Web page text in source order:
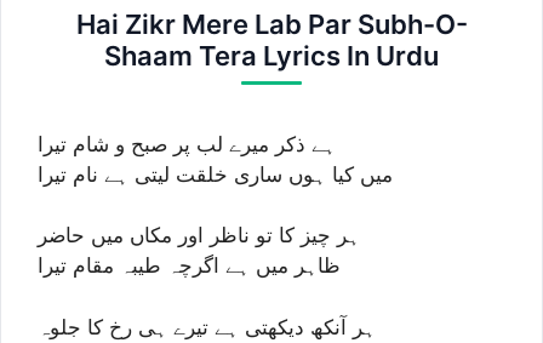
Hai Zikr Mere Lab Par Subh-O-
Shaam Tera Lyrics In Urdu
ہے ذکر میرے لب پر صبح و شام تیرا
میں کیا ہوں ساری خلقت لیتی ہے نام تیرا
ہر چیز کا تو ناظر اور مکاں میں حاضر
ظاہر میں ہے اگرچہ طیبہ مقام تیرا
ہر آنکھ دیکھتی ہے تیرے ہی رخ کا جلوہ